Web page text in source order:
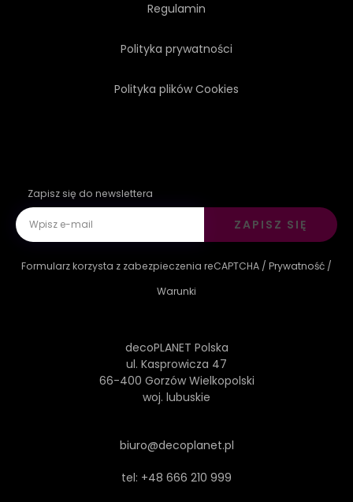
Regulamin
Polityka prywatności
Polityka plików Cookies
Zapisz się do newslettera
ZAPISZ SIĘ
Formularz korzysta z zabezpieczenia reCAPTCHA / Prywatność /
Warunki
decoPLANET Polska
ul. Kasprowicza 47
66-400 Gorzów Wielkopolski
woj. lubuskie
biuro@decoplanet.pl
tel: +48 666 210 999